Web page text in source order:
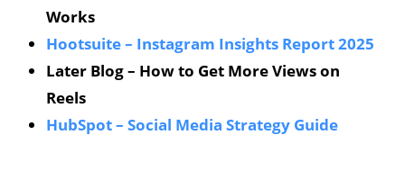
Works
Hootsuite – Instagram Insights Report 2025
Later Blog – How to Get More Views on
Reels
HubSpot – Social Media Strategy Guide